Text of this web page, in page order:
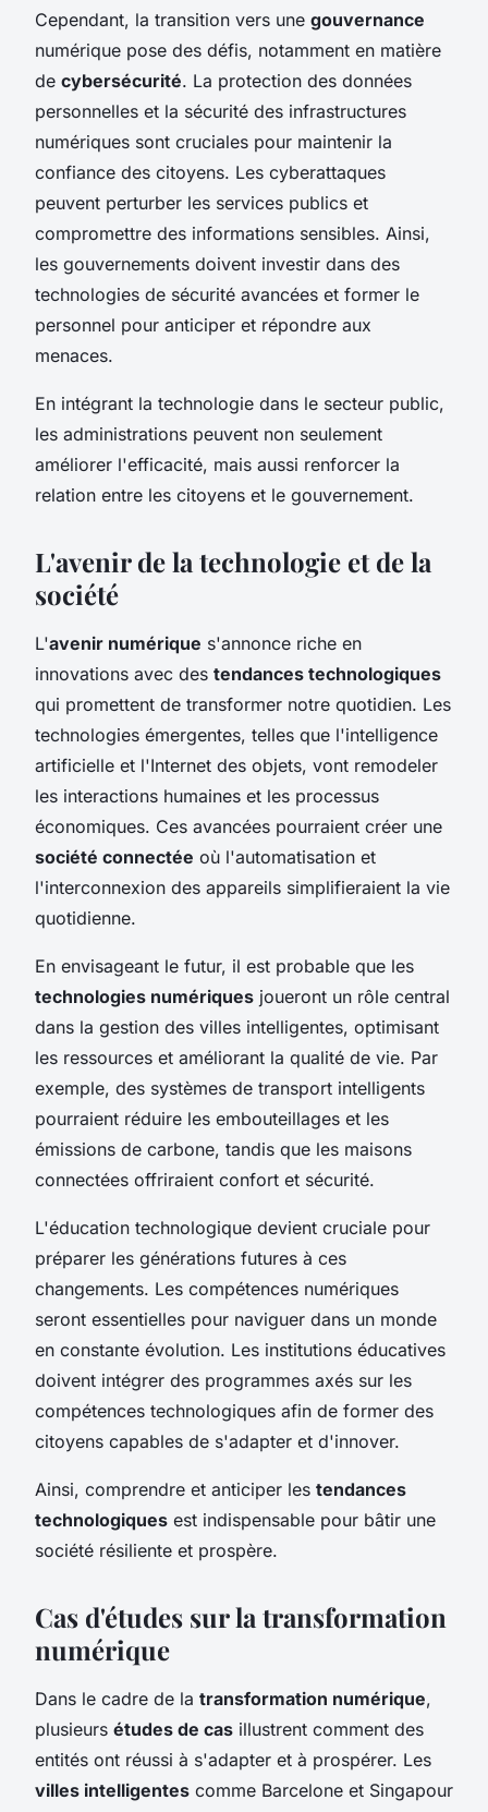
Cependant, la transition vers une gouvernance
numérique pose des défis, notamment en matière
de cybersécurité. La protection des données
personnelles et la sécurité des infrastructures
numériques sont cruciales pour maintenir la
confiance des citoyens. Les cyberattaques
peuvent perturber les services publics et
compromettre des informations sensibles. Ainsi,
les gouvernements doivent investir dans des
technologies de sécurité avancées et former le
personnel pour anticiper et répondre aux
menaces.
En intégrant la technologie dans le secteur public,
les administrations peuvent non seulement
améliorer l'efficacité, mais aussi renforcer la
relation entre les citoyens et le gouvernement.
L'avenir de la technologie et de la
société
L'avenir numérique s'annonce riche en
innovations avec des tendances technologiques
qui promettent de transformer notre quotidien. Les
technologies émergentes, telles que l'intelligence
artificielle et l'Internet des objets, vont remodeler
les interactions humaines et les processus
économiques. Ces avancées pourraient créer une
société connectée où l'automatisation et
l'interconnexion des appareils simplifieraient la vie
quotidienne.
En envisageant le futur, il est probable que les
technologies numériques joueront un rôle central
dans la gestion des villes intelligentes, optimisant
les ressources et améliorant la qualité de vie. Par
exemple, des systèmes de transport intelligents
pourraient réduire les embouteillages et les
émissions de carbone, tandis que les maisons
connectées offriraient confort et sécurité.
L'éducation technologique devient cruciale pour
préparer les générations futures à ces
changements. Les compétences numériques
seront essentielles pour naviguer dans un monde
en constante évolution. Les institutions éducatives
doivent intégrer des programmes axés sur les
compétences technologiques afin de former des
citoyens capables de s'adapter et d'innover.
Ainsi, comprendre et anticiper les tendances
technologiques est indispensable pour bâtir une
société résiliente et prospère.
Cas d'études sur la transformation
numérique
Dans le cadre de la transformation numérique,
plusieurs études de cas illustrent comment des
entités ont réussi à s'adapter et à prospérer. Les
villes intelligentes comme Barcelone et Singapour